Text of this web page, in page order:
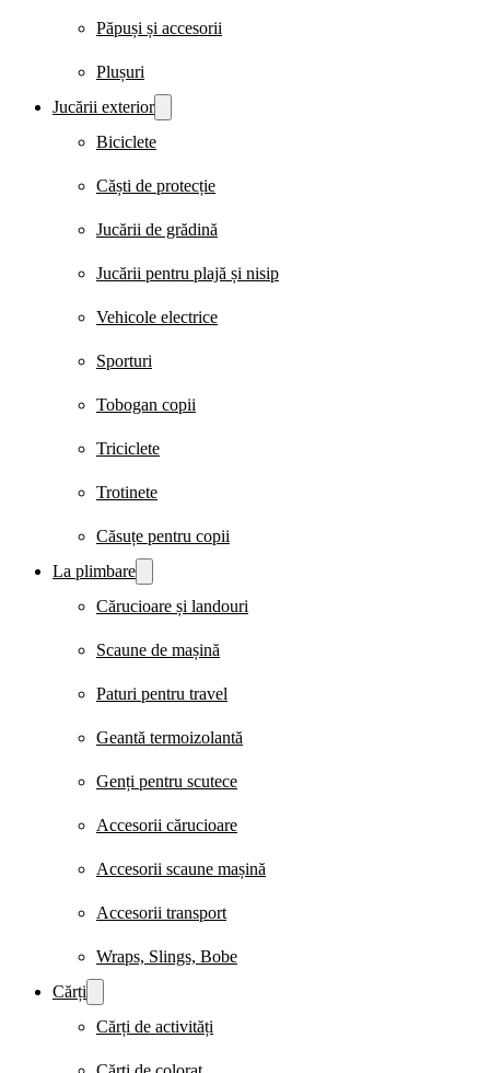
Păpuși și accesorii
Plușuri
Jucării exterior
Biciclete
Căști de protecție
Jucării de grădină
Jucării pentru plajă și nisip
Vehicole electrice
Sporturi
Tobogan copii
Triciclete
Trotinete
Căsuțe pentru copii
La plimbare
Cărucioare și landouri
Scaune de mașină
Paturi pentru travel
Geantă termoizolantă
Genți pentru scutece
Accesorii cărucioare
Accesorii scaune mașină
Accesorii transport
Wraps, Slings, Bobe
Cărți
Cărți de activități